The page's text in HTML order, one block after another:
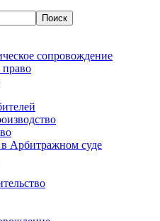
сопровождение
в Арбитражном суде